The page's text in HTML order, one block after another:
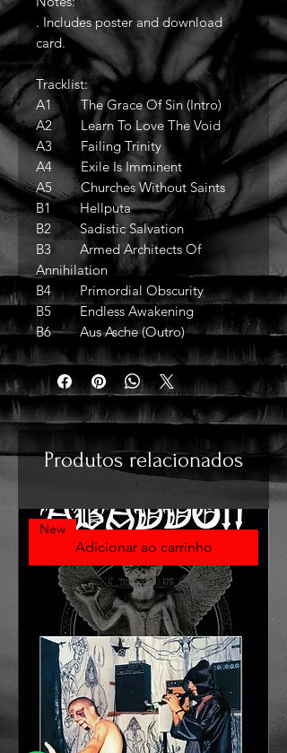
. Includes poster and download
card.
Tracklist:
A1 The Grace Of Sin (Intro)
A2 Learn To Love The Void
A3 Failing Trinity
A4 Exile Is Imminent
A5 Churches Without Saints
B1 Hellputa
B2 Sadistic Salvation
B3 Armed Architects Of
Annihilation
B4 Primordial Obscurity
B5 Endless Awakening
B6 Aus Asche (Outro)
Produtos relacionados
Adicionar ao carrinho
New